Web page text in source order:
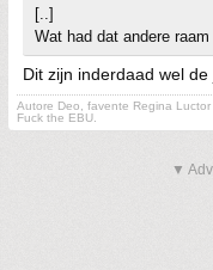
[..]
Wat had dat andere
Dit zijn inderdaad wel
Autore Deo, favente Regina Luctor
Fuck the EBU.
▼